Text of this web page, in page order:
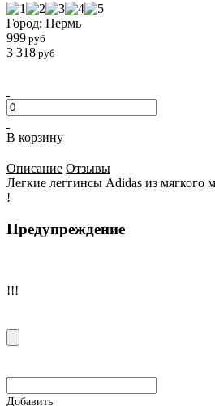
Город: Пермь
999 руб
3 318 руб
В корзину
Описание Отзывы
Легкие леггинсы Adidas из мягкого
!
Предупреждение
!!!
Добавить